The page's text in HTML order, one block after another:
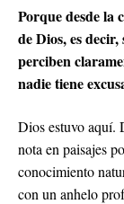
Porque desde la
de Dios, es
perciben
nadie tiene
Dios estuvo aquí.
nota en paisajes
conocimiento
con un anhelo